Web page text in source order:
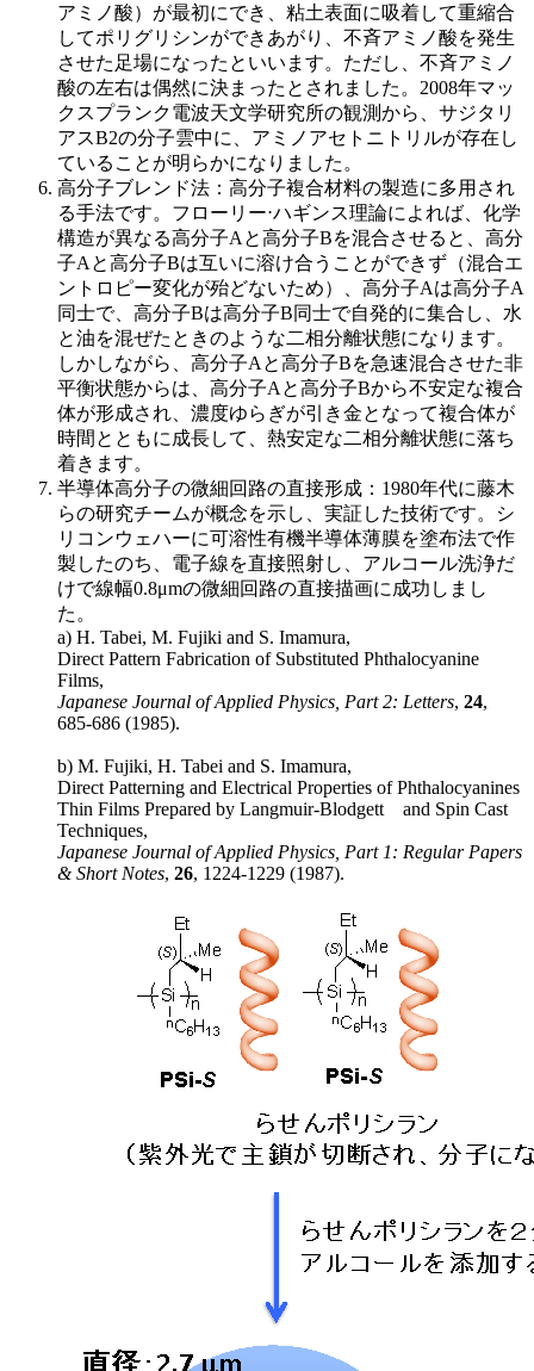
アミノ酸）が最初にでき、粘土表面に吸着して重縮合
してポリグリシンができあがり、不斉アミノ酸を発生
させた足場になったといいます。ただし、不斉アミノ
酸の左右は偶然に決まったとされました。2008年マッ
クスプランク電波天文学研究所の観測から、サジタリ
アスB2の分子雲中に、アミノアセトニトリルが存在し
ていることが明らかになりました。
高分子ブレンド法：高分子複合材料の製造に多用され
る手法です。フローリー⋅ハギンス理論によれば、化学
構造が異なる高分子Aと高分子Bを混合させると、高分
子Aと高分子Bは互いに溶け合うことができず（混合エ
ントロピー変化が殆どないため）、高分子Aは高分子A
同士で、高分子Bは高分子B同士で自発的に集合し、水
と油を混ぜたときのような二相分離状態になります。
しかしながら、高分子Aと高分子Bを急速混合させた非
平衡状態からは、高分子Aと高分子Bから不安定な複合
体が形成され、濃度ゆらぎが引き金となって複合体が
時間とともに成長して、熱安定な二相分離状態に落ち
着きます。
半導体高分子の微細回路の直接形成：1980年代に藤木
らの研究チームが概念を示し、実証した技術です。シ
リコンウェハーに可溶性有機半導体薄膜を塗布法で作
製したのち、電子線を直接照射し、アルコール洗浄だ
けで線幅0.8μmの微細回路の直接描画に成功しまし
た。
a) H. Tabei, M. Fujiki and S. Imamura,
Direct Pattern Fabrication of Substituted Phthalocyanine
Films,
Japanese Journal of Applied Physics, Part 2: Letters, 24,
685-686 (1985).
b) M. Fujiki, H. Tabei and S. Imamura,
Direct Patterning and Electrical Properties of Phthalocyanines
Thin Films Prepared by Langmuir-Blodgett and Spin Cast
Techniques,
Japanese Journal of Applied Physics, Part 1: Regular Papers
& Short Notes, 26, 1224-1229 (1987).